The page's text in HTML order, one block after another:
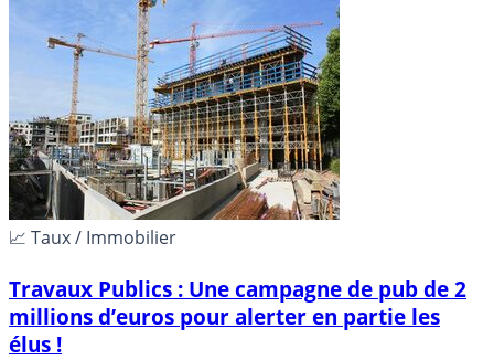
📈 Taux / Immobilier
Travaux Publics : Une campagne de pub de 2
millions d’euros pour alerter en partie les
élus !